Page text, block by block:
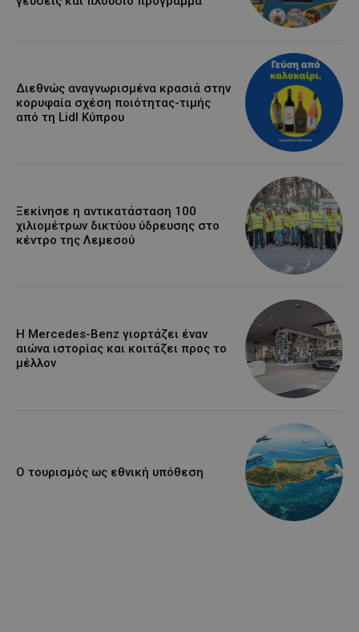
Διεθνώς αναγνωρισμένα κρασιά στην
κορυφαία σχέση ποιότητας-τιμής
από τη Lidl Κύπρου
Ξεκίνησε η αντικατάσταση 100
χιλιομέτρων δικτύου ύδρευσης στο
κέντρο της Λεμεσού
Η Mercedes-Benz γιορτάζει έναν
αιώνα ιστορίας και κοιτάζει προς το
μέλλον
Ο τουρισμός ως εθνική υπόθεση